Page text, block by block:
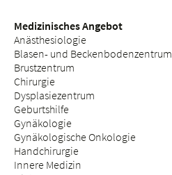
Medizinisches Angebot
Anästhesiologie
Blasen- und Beckenbodenzentrum
Brustzentrum
Chirurgie
Dysplasiezentrum
Geburtshilfe
Gynäkologie
Gynäkologische Onkologie
Handchirurgie
Innere Medizin